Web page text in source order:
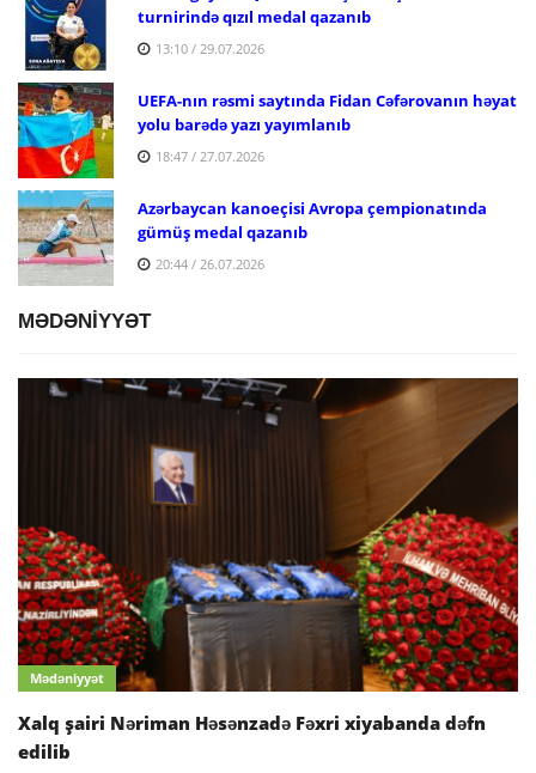
turnirində qızıl medal qazanıb
13:10 / 29.07.2026
UEFA-nın rəsmi saytında Fidan Cəfərovanın həyat
yolu barədə yazı yayımlanıb
18:47 / 27.07.2026
Azərbaycan kanoeçisi Avropa çempionatında
gümüş medal qazanıb
20:44 / 26.07.2026
MƏDƏNİYYƏT
Mədəniyyət
Xalq şairi Nəriman Həsənzadə Fəxri xiyabanda dəfn
edilib